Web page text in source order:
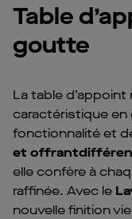
Table
goutte
La table
caractéristique en
fonctionnalité et
et offrant
elle confère à
raffinée. Avec le
nouvelle finition